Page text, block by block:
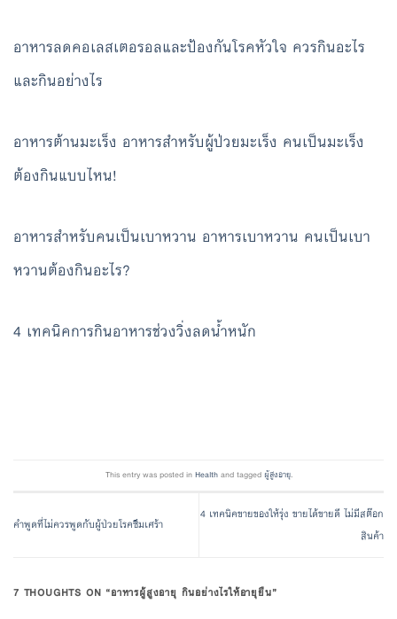
อาหารลดคอเลสเตอรอลและป้องกันโรคหัวใจ ควรกินอะไร
และกินอย่างไร
อาหารต้านมะเร็ง อาหารสำหรับผู้ป่วยมะเร็ง คนเป็นมะเร็ง
ต้องกินแบบไหน!
อาหารสำหรับคนเป็นเบาหวาน อาหารเบาหวาน คนเป็นเบา
หวานต้องกินอะไร?
4 เทคนิคการกินอาหารช่วงวิ่งลดน้ำหนัก
This entry was posted inHealthand tagged ผู้สูงอายุ.
คำพูดที่ไม่ควรพูดกับผู้ป่วยโรคซึมเศร้า
4 เทคนิคขายของให้รุ่ง ขายได้ขายดี ไม่มีสต๊อก
สินค้า
7 THOUGHTS ON “อาหารผู้สูงอายุ กินอย่างไรให้อายุยืน”